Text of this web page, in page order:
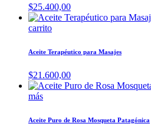
$25.400,00
carrito
Aceite Terapéutico para Masajes
$21.600,00
más
Aceite Puro de Rosa Mosqueta Patagónica